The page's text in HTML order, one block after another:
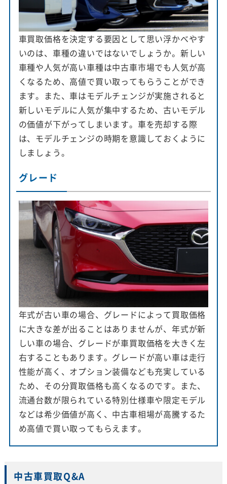
車買取価格を決定する要因として思い浮かべやす
いのは、車種の違いではないでしょうか。新しい
車種や人気が高い車種は中古車市場でも人気が高
くなるため、高値で買い取ってもらうことができ
ます。また、車はモデルチェンジが実施されると
新しいモデルに人気が集中するため、古いモデル
の価値が下がってしまいます。車を売却する際
は、モデルチェンジの時期を意識しておくように
しましょう。
グレード
年式が古い車の場合、グレードによって買取価格
に大きな差が出ることはありませんが、年式が新
しい車の場合、グレードが車買取価格を大きく左
右することもあります。グレードが高い車は走行
性能が高く、オプション装備なども充実している
ため、その分買取価格も高くなるのです。また、
流通台数が限られている特別仕様車や限定モデル
などは希少価値が高く、中古車相場が高騰するた
め高値で買い取ってもらえます。
中古車買取Q&A